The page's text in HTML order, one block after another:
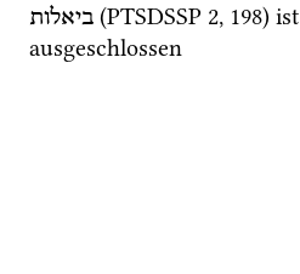
ביאלות (PTSDSSP 2, 198) ist
ausgeschlossen